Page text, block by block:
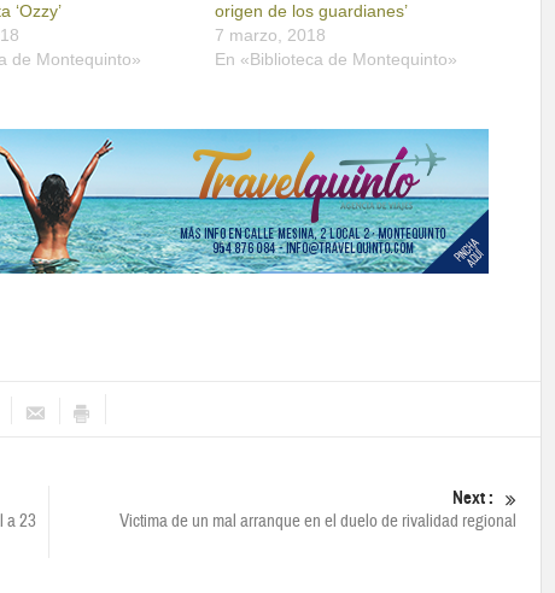
‘Ozzy’
de Montequinto»
origen de los guardianes’
7 marzo, 2018
En «Biblioteca de Montequinto»
a 23
Next :
Victima de un mal arranque en el duelo de rivalidad regional